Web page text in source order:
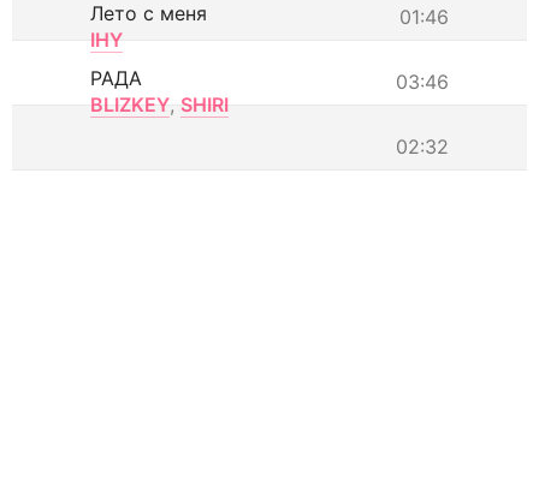
01:46
Лето с меня
IHY
03:46
РАДА
BLIZKEY, SHIRI
02:32